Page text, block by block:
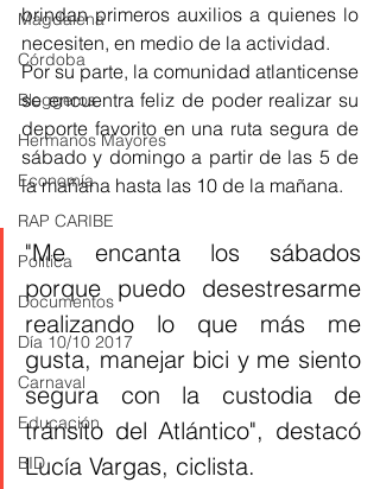
Magdalena
Córdoba
Bloggeros
Hermanos Mayores
Economía
RAP CARIBE
Política
Documentos
Día 10/10 2017
Carnaval
Educación
BID
brindan primeros auxilios a quienes lo
necesiten, en medio de la actividad.
Por su parte, la comunidad atlanticense
se encuentra feliz de poder realizar su
deporte favorito en una ruta segura de
sábado y domingo a partir de las 5 de
la mañana hasta las 10 de la mañana.
"Me encanta los sábados
porque puedo desestresarme
realizando lo que más me
gusta, manejar bici y me siento
segura con la custodia de
tránsito del Atlántico", destacó
Lucía Vargas, ciclista.